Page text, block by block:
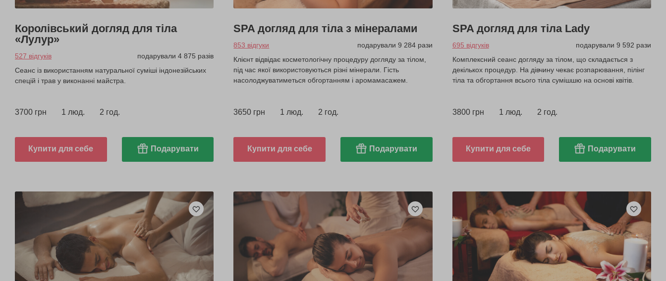
Королівський догляд для тіла
«Лулур»
527 відгуків
подарували 4 875 разів
Сеанс із використанням натуральної суміші індонезійських
спецій і трав у виконанні майстра.
3700 грн 1 люд. 2 год.
Купити для себе Подарувати
SPA догляд для тіла з мінералами
853 відгуки
подарували 9 284 рази
Клієнт відвідає косметологічну процедуру догляду за тілом,
під час якої використовуються різні мінерали. Гість
насолоджуватиметься обгортанням і аромамасажем.
3650 грн 1 люд. 2 год.
Купити для себе Подарувати
SPA догляд для тіла Lady
695 відгуків
подарували 9 592 рази
Комплексний сеанс догляду за тілом, що складається з
декількох процедур. На дівчину чекає розпарювання, пілінг
тіла та обгортання всього тіла сумішшю на основі квітів.
3800 грн 1 люд. 2 год.
Купити для себе Подарувати